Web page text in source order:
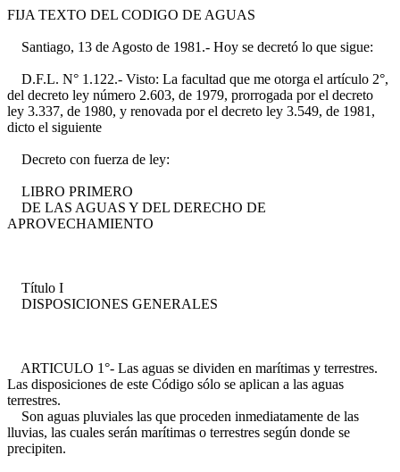
FIJA TEXTO DEL CODIGO DE AGUAS
Santiago, 13 de Agosto de 1981.- Hoy se decretó lo que sigue:
D.F.L. N° 1.122.- Visto: La facultad que me otorga el artículo 2°,
del decreto ley número 2.603, de 1979, prorrogada por el decreto
ley 3.337, de 1980, y renovada por el decreto ley 3.549, de 1981,
dicto el siguiente
Decreto con fuerza de ley:
LIBRO PRIMERO
DE LAS AGUAS Y DEL DERECHO DE
APROVECHAMIENTO
Título I
DISPOSICIONES GENERALES
ARTICULO 1°- Las aguas se dividen en marítimas y terrestres.
Las disposiciones de este Código sólo se aplican a las aguas
terrestres.
Son aguas pluviales las que proceden inmediatamente de las
lluvias, las cuales serán marítimas o terrestres según donde se
precipiten.